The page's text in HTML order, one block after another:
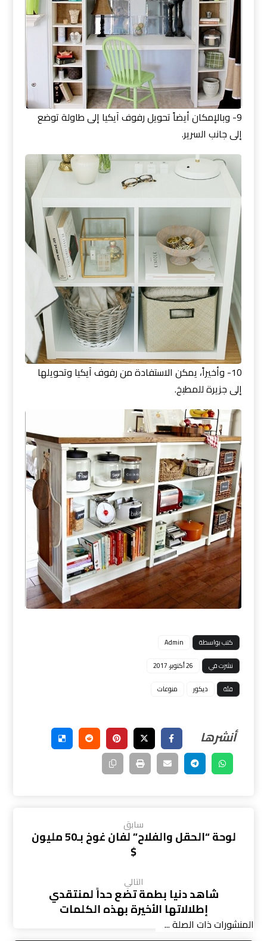
9- وبالإمكان أيضاً تحويل رفوف آيكيا إلى طاولة توضع
إلى جانب السرير.
10- وأخيراً، يمكن الاستفادة من رفوف آيكيا وتحويلها
إلى جزيرة للمطبخ.
كتب بواسطة
Admin
نشرت في
26 أكتوبر، 2017
فئة
ديكور منوعات
سابق
لوحة “الحقل والفلاح” لفان غوخ بـ50 مليون
$
التالي
شاهد دنيا بطمة تضع حداً لمنتقدي
إطلالاتها الأخيرة بهذه الكلمات
المنشورات ذات الصلة ...